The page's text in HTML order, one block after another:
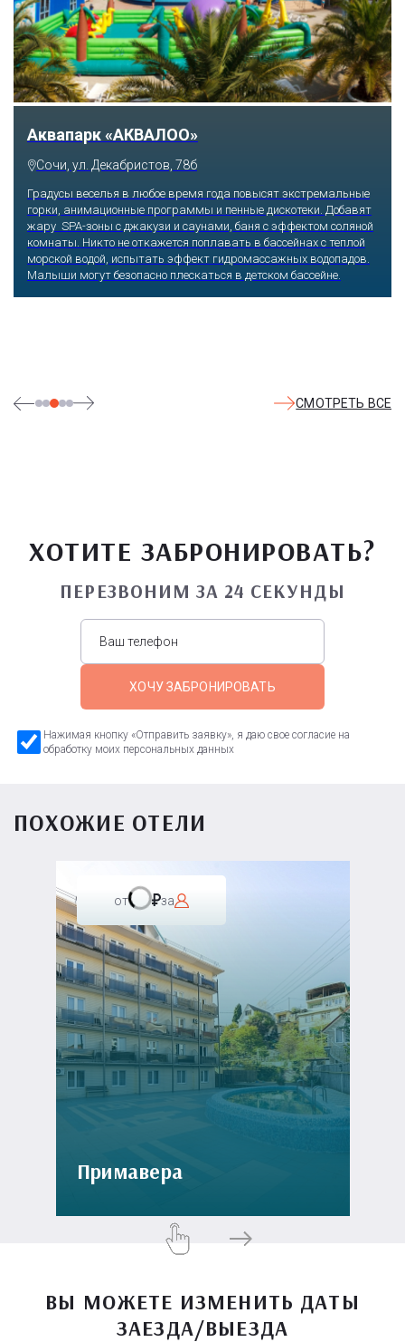
Аквапарк «АКВАЛОО»
Сочи, ул. Декабристов, 78б
Градусы веселья в любое время года повысят экстремальные
горки, анимационные программы и пенные дискотеки. Добавят
жару SPA-зоны с джакузи и саунами, баня с эффектом соляной
комнаты. Никто не откажется поплавать в бассейнах с теплой
морской водой, испытать эффект гидромассажных водопадов.
Малыши могут безопасно плескаться в детском бассейне.
СМОТРЕТЬ ВСЕ
ХОТИТЕ ЗАБРОНИРОВАТЬ?
ПЕРЕЗВОНИМ ЗА 24 СЕКУНДЫ
ХОЧУ ЗАБРОНИРОВАТЬ
Нажимая кнопку «Отправить заявку», я даю свое согласие на
обработку моих персональных данных
ПОХОЖИЕ ОТЕЛИ
от за
Примавера
ВЫ МОЖЕТЕ ИЗМЕНИТЬ ДАТЫ
ЗАЕЗДА/ВЫЕЗДА